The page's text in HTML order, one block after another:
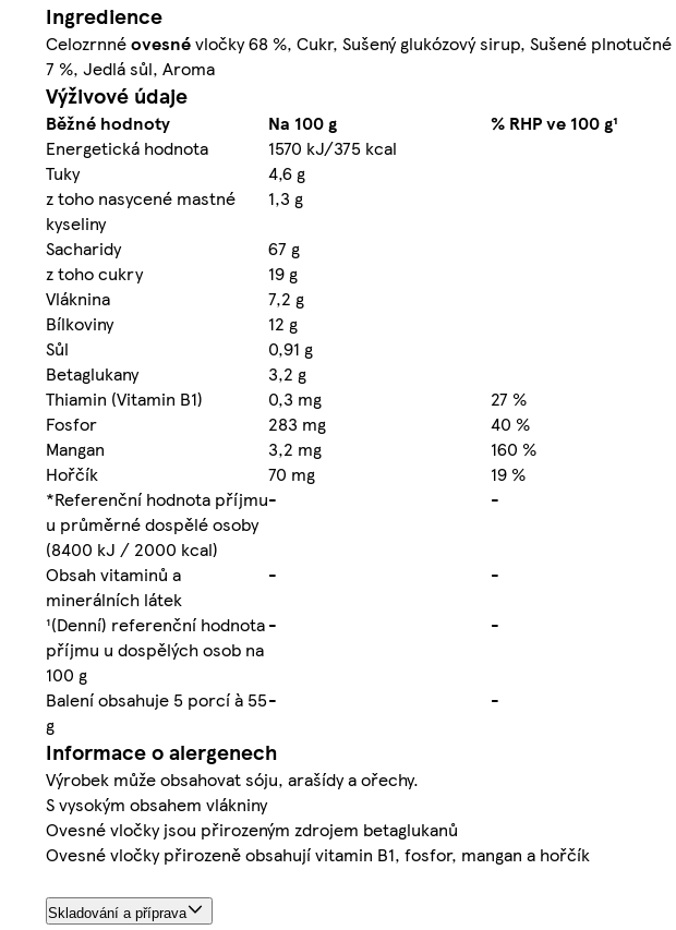
Ingredience
Celozrnnéovesnévločky 68 %, Cukr, Sušený glukózový sirup, Sušené plnotučné
7 %, Jedlá sůl, Aroma
Výživové údaje
Běžné hodnoty Na 100 g % RHP ve 100 g¹
Energetická hodnota
1570 kJ/375 kcal
Tuky
4,6 g
z toho nasycené mastné
kyseliny
1,3 g
Sacharidy
67 g
z toho cukry
19 g
Vláknina
7,2 g
Bílkoviny
12 g
Sůl
0,91 g
Betaglukany
3,2 g
Thiamin (Vitamin B1)
0,3 mg
27 %
Fosfor
283 mg
40 %
Mangan
3,2 mg
160 %
Hořčík
70 mg
19 %
*Referenční hodnota příjmu
u průměrné dospělé osoby
(8400 kJ / 2000 kcal)
- -
Obsah vitaminů a
minerálních látek
- -
¹(Denní) referenční hodnota
příjmu u dospělých osob na
100 g
- -
Balení obsahuje 5 porcí à 55
g
- -
Informace o alergenech
Výrobek může obsahovat sóju, arašídy a ořechy.
S vysokým obsahem vlákniny
Ovesné vločky jsou přirozeným zdrojem betaglukanů
Ovesné vločky přirozeně obsahují vitamin B1, fosfor, mangan a hořčík
Skladování a příprava